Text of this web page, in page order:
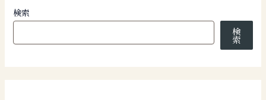
検索
検
索